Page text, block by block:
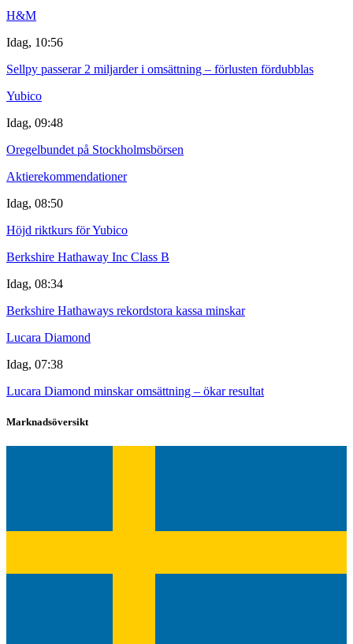
H&M
Idag, 10:56
Sellpy passerar 2 miljarder i omsättning – förlusten fördubblas
Yubico
Idag, 09:48
Oregelbundet på Stockholmsbörsen
Aktierekommendationer
Idag, 08:50
Höjd riktkurs för Yubico
Berkshire Hathaway Inc Class B
Idag, 08:34
Berkshire Hathaways rekordstora kassa minskar
Lucara Diamond
Idag, 07:38
Lucara Diamond minskar omsättning – ökar resultat
Marknadsöversikt